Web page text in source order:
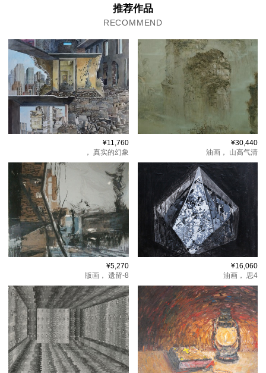
推荐作品
RECOMMEND
¥11,760
， 真实的幻象
¥30,440
油画，
山高气清
¥5,270
版画， 遗留-8
¥16,060
油画，
思4